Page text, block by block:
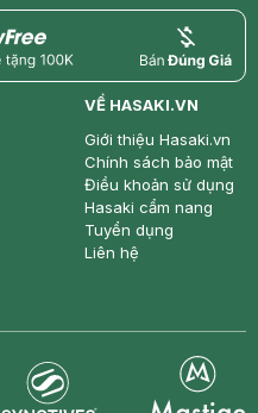
price
VỀ HASAKI.VN
Giới thiệu Hasaki.vn
Chính sách bảo mật
Điều khoản sử dụng
Hasaki cẩm nang
Tuyển dụng
Liên hệ